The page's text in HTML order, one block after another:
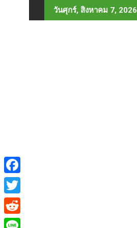
to
วันศุกร์, สิงหาคม 7, 2026
F
a
c
T
w
R